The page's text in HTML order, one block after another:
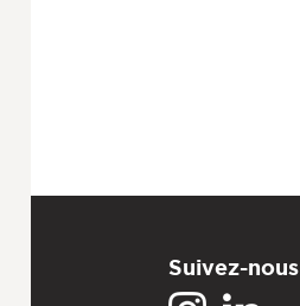
Suivez-nous